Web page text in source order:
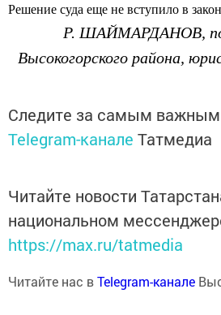
Решение суда еще не вступило в
Р. ШАЙМАРДАНОВ,
Высокогорского района,
Следите за самым
Telegram-канале Татмедиа
Читайте новости
национальном
https://max.ru/tatmedia
Читайте нас вTelegram-канале